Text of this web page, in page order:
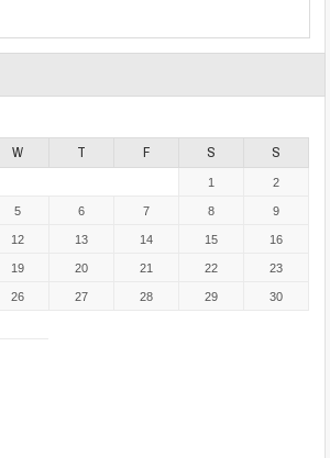
W T F S S
1 2
5 6 7 8 9
12 13 14 15 16
19 20 21 22 23
26 27 28 29 30